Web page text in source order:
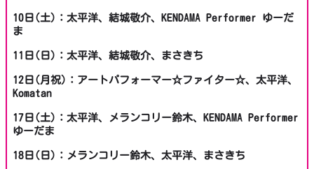
10日(土)：太平洋、結城敬介、KENDAMA Performer ゆーだ
ま
11日(日)：太平洋、結城敬介、まさきち
12日(月祝)：アートパフォーマー☆ファイター☆、太平洋、
Komatan
17日(土)：太平洋、メランコリー鈴木、KENDAMA Performer
ゆーだま
18日(日)：メランコリー鈴木、太平洋、まさきち